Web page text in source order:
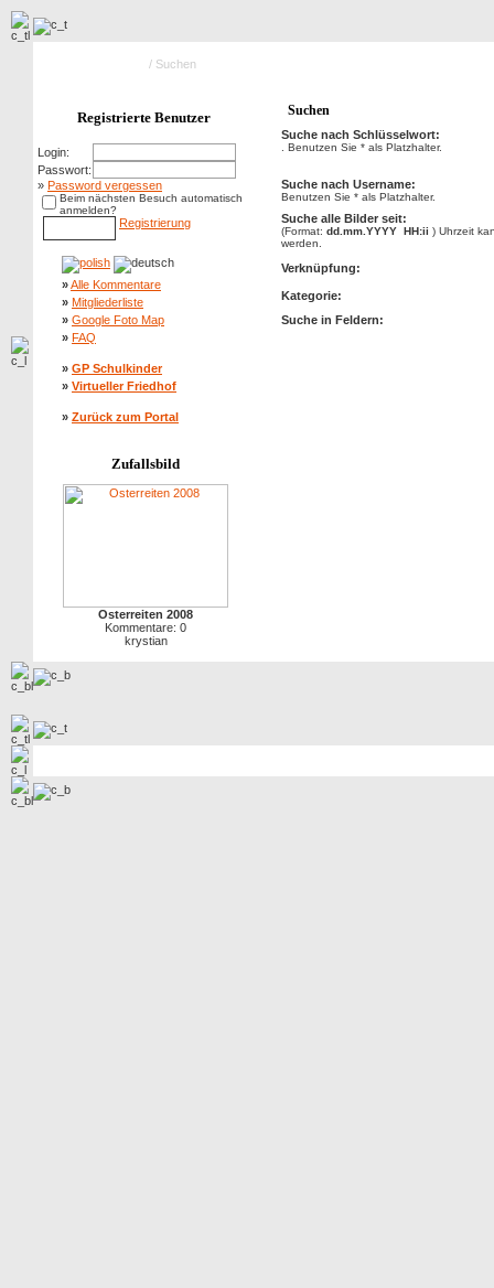
/ Suchen
Registrierte Benutzer
Login:
Passwort:
» Password vergessen
Beim nächsten Besuch automatisch
anmelden?
Registrierung
»Alle Kommentare
» Mitgliederliste
» Google Foto Map
» FAQ
» GP Schulkinder
» Virtueller Friedhof
» Zurück zum Portal
Zufallsbild
Osterreiten 2008
Kommentare: 0
krystian
Suchen
Suche nach Schlüsselwort:
. Benutzen Sie * als Platzhalter.
Suche nach Username:
Benutzen Sie * als Platzhalter.
Suche alle Bilder seit:
(Format: dd.mm.YYYY HH:ii ) Uhrzeit
werden.
Verknüpfung:
Kategorie:
Suche in Feldern: